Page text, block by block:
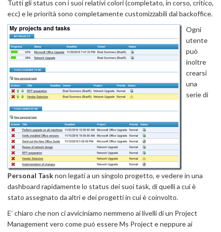
Tutti gli status con i suoi relativi colori (completato, in corso, critico,
ecc) e le priorità sono completamente customizzabili dal backoffice.
Ogni
utente
può
inoltre
crearsi
una
serie di
Personal Tasknon legati a un singolo progetto, e vedere in una
dashboard rapidamente lo status dei suoi task, di quelli a cui è
stato assegnato da altri e dei progetti in cui è coinvolto.
E’ chiaro che non ci avviciniamo nemmeno ai livelli di un Project
Management vero come puó essere Ms Project e neppure ai